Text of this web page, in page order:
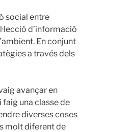
social entre
d’informació
En conjunt
a través dels
avançar en
faig una classe de
diverses coses
molt diferent de